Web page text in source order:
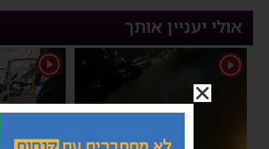
אולי יעניין אותך